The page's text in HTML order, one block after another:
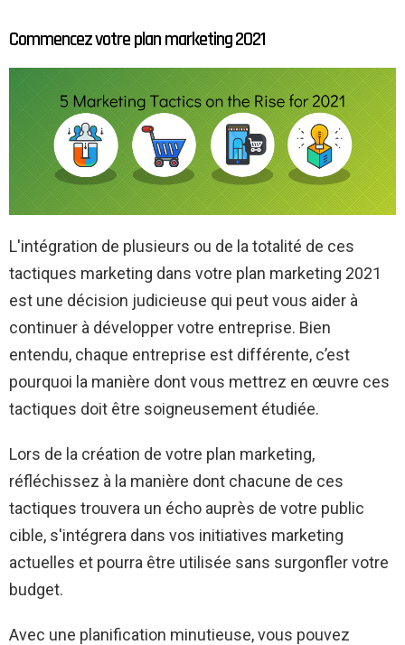
Commencez votre plan marketing 2021
L'intégration de plusieurs ou de la totalité de ces
tactiques marketing dans votre plan marketing 2021
est une décision judicieuse qui peut vous aider à
continuer à développer votre entreprise. Bien
entendu, chaque entreprise est différente, c’est
pourquoi la manière dont vous mettrez en œuvre ces
tactiques doit être soigneusement étudiée.
Lors de la création de votre plan marketing,
réfléchissez à la manière dont chacune de ces
tactiques trouvera un écho auprès de votre public
cible, s'intégrera dans vos initiatives marketing
actuelles et pourra être utilisée sans surgonfler votre
budget.
Avec une planification minutieuse, vous pouvez